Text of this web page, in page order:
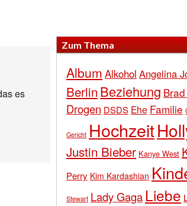
es
Zum Thema
Album Alkohol Angelina
Berlin Beziehung
Drogen DSDS Ehe Familie
Gericht Hochzeit
Justin Bieber Kanye West
Perry Kim Kardashian
Stewart Lady Gaga Liebe